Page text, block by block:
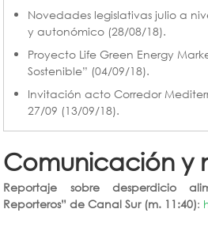
Novedades legislativas julio a
y autonómico (28/08/18).
Proyecto Life Green Energy
Sostenible” (04/09/18).
Invitación acto Corredor
27/09 (13/09/18).
Comunicación y
Reportaje sobre desperdicio
Reporteros” de Canal Sur (m. 11:40):